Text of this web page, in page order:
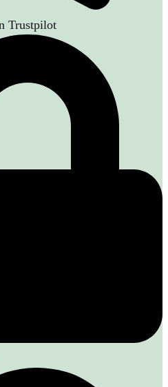
Trustpilot